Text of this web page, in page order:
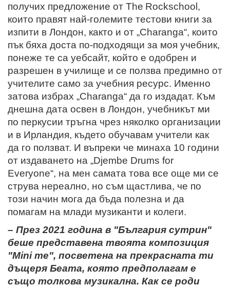
получих предложение от The Rockschool,
които правят най-големите тестови книги за
изпити в Лондон, както и от „Charanga“, които
пък бяха доста по-подходящи за моя учебник,
понеже те са уебсайт, който е одобрен и
разрешен в училище и се ползва предимно от
учителите само за учебния ресурс. Именно
затова избрах „Charanga“ да го издадат. Към
днешна дата освен в Лондон, учебникът ми
по перкусии тръгна чрез няколко организации
и в Ирландия, където обучавам учители как
да го ползват. И въпреки че минаха 10 години
от издаването на „Djembe Drums for
Everyone“, на мен самата това все още ми се
струва нереално, но съм щастлива, че по
този начин мога да бъда полезна и да
помагам на млади музиканти и колеги.
– През 2021 година в "България сутрин"
беше представена твоята композиция
"Mini me", посветена на прекрасната ти
дъщеря Беата, която предполагам е
също толкова музикална. Как се роди